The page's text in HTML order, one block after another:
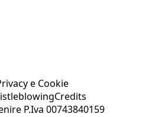
e Cookie
Credits
P.Iva 00743840159